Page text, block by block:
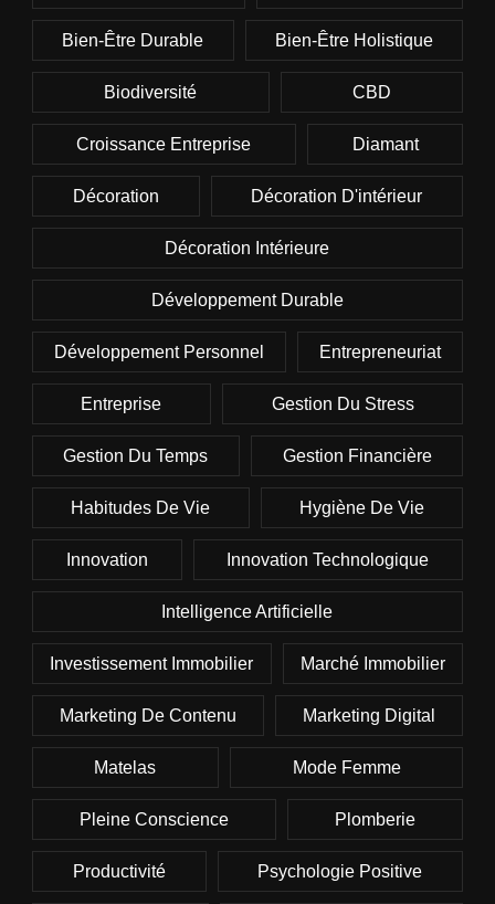
Bien-Être Durable Bien-Être Holistique
Biodiversité CBD
Croissance Entreprise Diamant
Décoration Décoration D'intérieur
Décoration Intérieure
Développement Durable
Développement Personnel Entrepreneuriat
Entreprise Gestion Du Stress
Gestion Du Temps Gestion Financière
Habitudes De Vie Hygiène De Vie
Innovation Innovation Technologique
Intelligence Artificielle
Investissement Immobilier Marché Immobilier
Marketing De Contenu Marketing Digital
Matelas Mode Femme
Pleine Conscience Plomberie
Productivité Psychologie Positive